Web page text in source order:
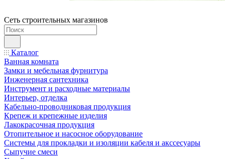
Сеть строительных магазинов
Каталог
Ванная комната
Замки и мебельная фурнитура
Инженерная сантехника
Инструмент и расходные материалы
Интерьер, отделка
Кабельно-проводниковая продукция
Крепеж и крепежные изделия
Лакокрасочная продукция
Отопительное и насосное оборудование
Системы для прокладки и изоляции кабеля и акссесуары
Сыпучие смеси